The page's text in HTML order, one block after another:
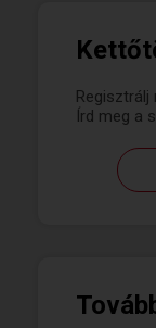
Regisztrálj
Írd meg a